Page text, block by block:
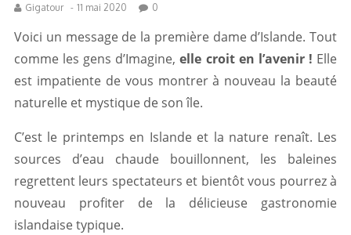
Gigatour - 11 mai 2020 0
Voici un message de la première dame d’Islande. Tout
comme les gens d’Imagine, elle croit en l’avenir ! Elle
est impatiente de vous montrer à nouveau la beauté
naturelle et mystique de son île.
C’est le printemps en Islande et la nature renaît. Les
sources d’eau chaude bouillonnent, les baleines
regrettent leurs spectateurs et bientôt vous pourrez à
nouveau profiter de la délicieuse gastronomie
islandaise typique.